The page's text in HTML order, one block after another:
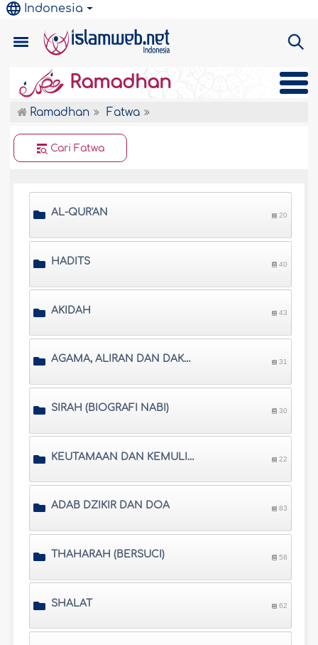
Indonesia
Ramadhan
Ramadhan Fatwa
Cari Fatwa
AL-QUR'AN 20
HADITS 40
AKIDAH 43
AGAMA, ALIRAN DAN DAKWAH 31
SIRAH (BIOGRAFI NABI) 30
KEUTAMAAN DAN KEMULIAAN 22
ADAB DZIKIR DAN DOA 83
THAHARAH (BERSUCI) 58
SHALAT 62